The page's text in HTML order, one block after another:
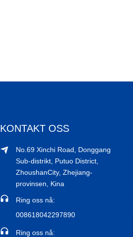
KONTAKT OSS
No.69 Xinchi Road, Donggang
Sub-distrikt, Putuo District,
ZhoushanCity, Zhejiang-
provinsen, Kina
Ring oss nå:
008618042297890
Ring oss nå: